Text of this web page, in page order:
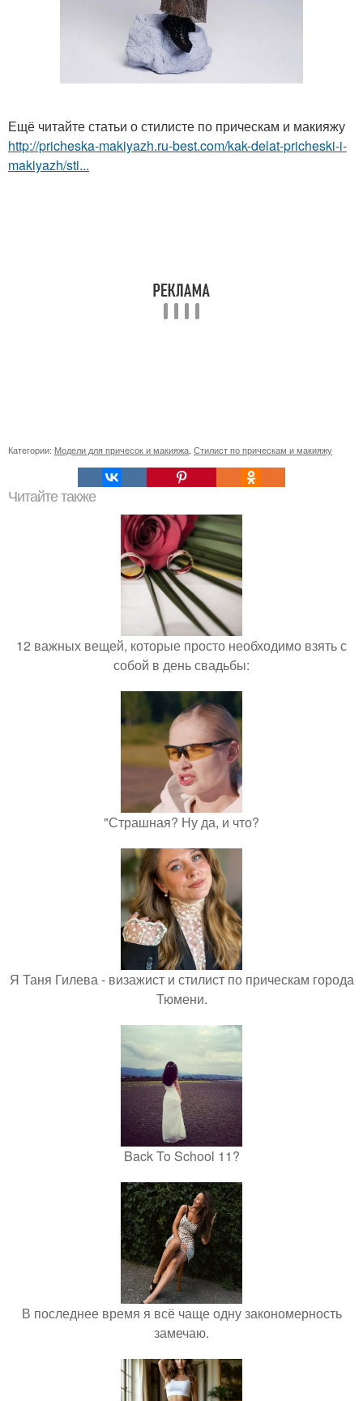
Ещё читайте статьи о стилисте по прическам и макияжу
http://pricheska-makiyazh.ru-best.com/kak-delat-pricheski-i-
makiyazh/sti...
Категории: Модели для причесок и макияжа, Стилист по прическам и макияжу
Читайте также
12 важных вещей, которые просто необходимо взять с
собой в день свадьбы:
"Страшная? Ну да, и что?
Я Таня Гилева - визажист и стилист по прическам города
Тюмени.
Back To School 11?
В последнее время я всё чаще одну закономерность
замечаю.